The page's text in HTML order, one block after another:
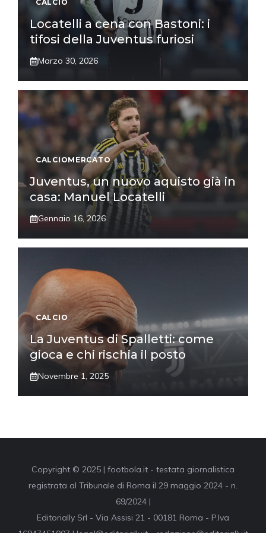
CALCIO
Locatelli a cena con Bastoni: i
tifosi della Juventus furiosi
Marzo 30, 2026
CALCIOMERCATO
Juventus, un nuovo aquisto già in
casa: Manuel Locatelli
Gennaio 16, 2026
CALCIO
La Juventus di Spalletti: come
gioca e chi rischia il posto
Novembre 1, 2025
Copyright © 2025 | footbola.it - testata giornalistica
registrata al Tribunale di Roma il 29 maggio 2024 - n.
69/2024 |
Editorially Srl - Via Assisi 21 - 00181 Roma - P.Iva